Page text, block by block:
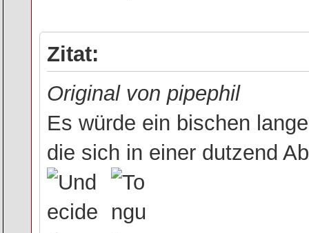
Zitat:
Original von pipephil
Es würde ein bischen
die sich in einer dutzend